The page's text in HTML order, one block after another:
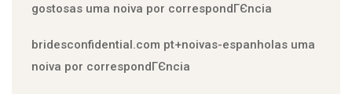
gostosas uma noiva por correspondГЄncia
bridesconfidential.com pt+noivas-espanholas uma
noiva por correspondГЄncia